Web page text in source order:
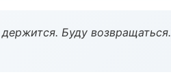
Буду возвращаться.